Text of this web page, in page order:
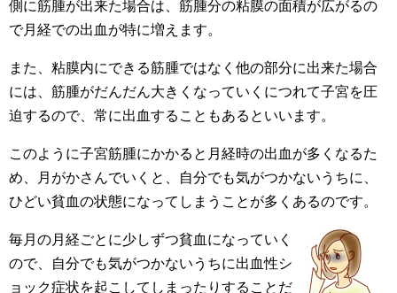
側に筋腫が出来た場合は、筋腫分の粘膜の面積が広がるの
で月経での出血が特に増えます。
また、粘膜内にできる筋腫ではなく他の部分に出来た場合
には、筋腫がだんだん大きくなっていくにつれて子宮を圧
迫するので、常に出血することもあるといいます。
このように子宮筋腫にかかると月経時の出血が多くなるた
め、月がかさんでいくと、自分でも気がつかないうちに、
ひどい貧血の状態になってしまうことが多くあるのです。
毎月の月経ごとに少しずつ貧血になっていく
ので、自分でも気がつかないうちに出血性シ
ョック症状を起こしてしまったりすることだ